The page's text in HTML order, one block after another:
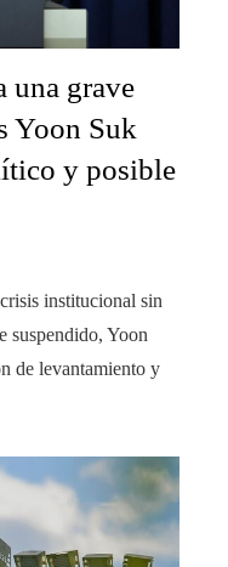
una grave
Yoon Suk
y posible
institucional sin
suspendido, Yoon
de levantamiento y